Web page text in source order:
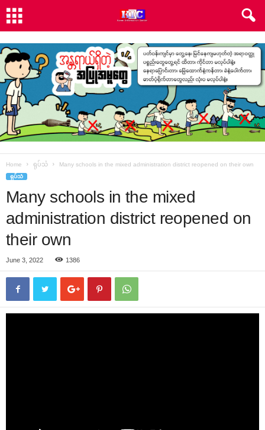
Home ရုပ်သံ Many schools in the mixed administration district reopened on their own
ရုပ်သံ
Many schools in the mixed
administration district reopened on
their own
June 3, 2022 1386